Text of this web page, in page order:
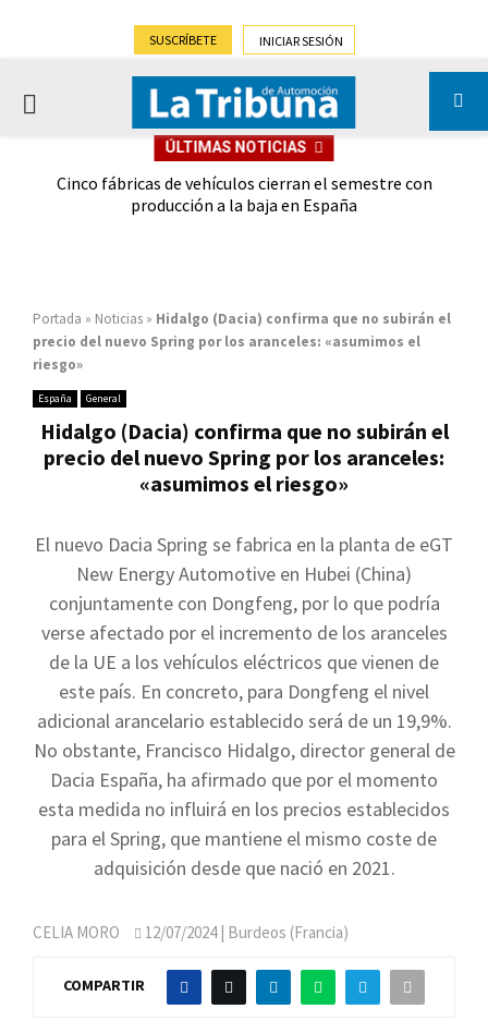
SUSCRÍBETE INICIAR SESIÓN
PRIMARY
ÚLTIMAS NOTICIAS
Cinco fábricas de vehículos cierran el semestre con
producción a la baja en España
Portada » Noticias » Hidalgo (Dacia) confirma que no subirán el
precio del nuevo Spring por los aranceles: «asumimos el
riesgo»
España General
Hidalgo (Dacia) confirma que no subirán el
precio del nuevo Spring por los aranceles:
«asumimos el riesgo»
El nuevo Dacia Spring se fabrica en la planta de eGT
New Energy Automotive en Hubei (China)
conjuntamente con Dongfeng, por lo que podría
verse afectado por el incremento de los aranceles
de la UE a los vehículos eléctricos que vienen de
este país. En concreto, para Dongfeng el nivel
adicional arancelario establecido será de un 19,9%.
No obstante, Francisco Hidalgo, director general de
Dacia España, ha afirmado que por el momento
esta medida no influirá en los precios establecidos
para el Spring, que mantiene el mismo coste de
adquisición desde que nació en 2021.
CELIA MORO 12/07/2024| Burdeos (Francia)
COMPARTIR